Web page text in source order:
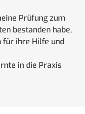
Prüfung zum
bestanden habe,
für ihre Hilfe und
in die Praxis